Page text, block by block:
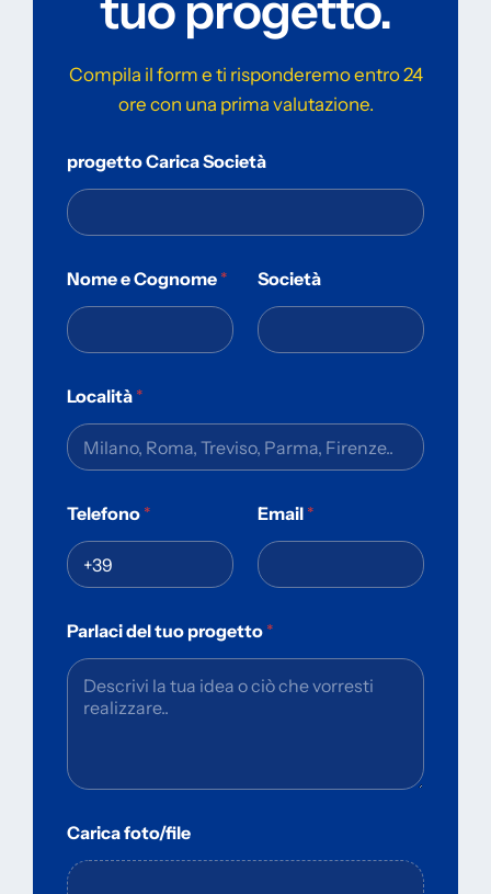
Compila il form e ti risponderemo entro 24
ore con una prima valutazione.
progetto Carica Società
Nome e Cognome * Società
Località *
Telefono * Email *
Parlaci del tuo progetto *
Carica foto/file